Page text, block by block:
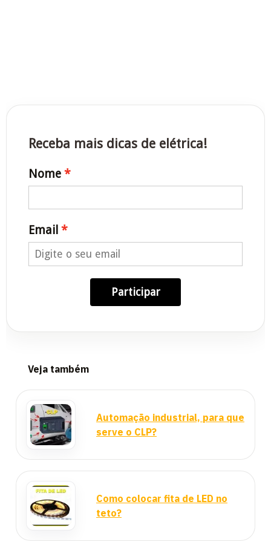
Receba mais dicas de elétrica!
Nome
Email
Participar
Veja também
Automação industrial, para que
serve o CLP?
Como colocar fita de LED no
teto?